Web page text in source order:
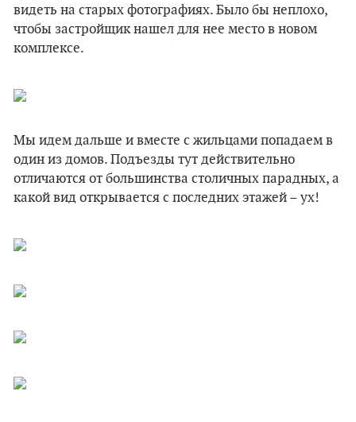
видеть на старых фотографиях. Было бы неплохо,
чтобы застройщик нашел для нее место в новом
комплексе.
Мы идем дальше и вместе с жильцами попадаем в
один из домов. Подъезды тут действительно
отличаются от большинства столичных парадных, а
какой вид открывается с последних этажей – ух!